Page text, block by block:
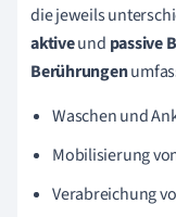
die jeweils
aktiveund passive
Berührungen
Waschen und
Mobilisierung
Verabreichung